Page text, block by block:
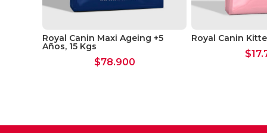
Royal Canin Maxi Ageing +5
Años, 15 Kgs
$78.900
Royal Canin
$